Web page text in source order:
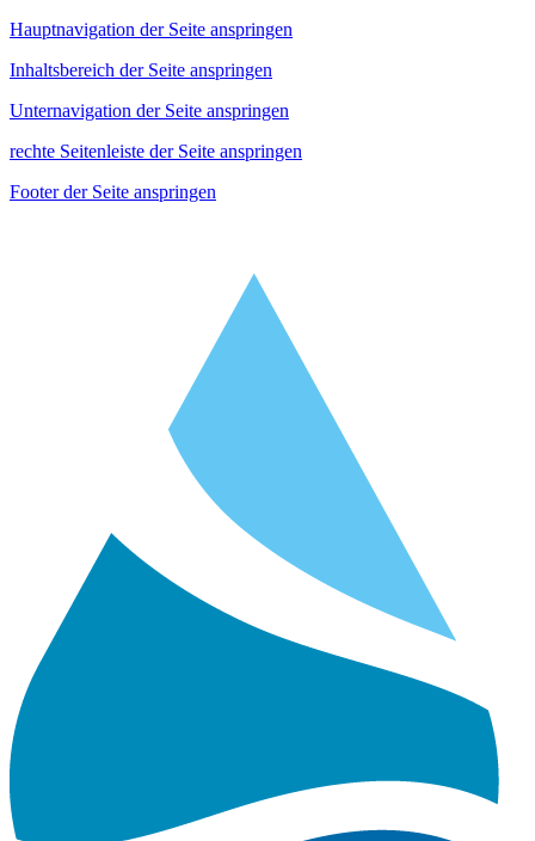
Hauptnavigation der Seite anspringen
Inhaltsbereich der Seite anspringen
Unternavigation der Seite anspringen
rechte Seitenleiste der Seite anspringen
Footer der Seite anspringen